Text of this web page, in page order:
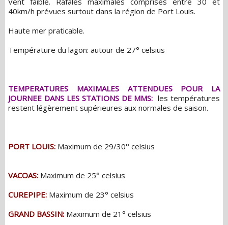
40km/h prévues surtout dans la région de Port Louis.
Haute mer praticable.
Température du lagon: autour de 27° celsius
TEMPERATURES MAXIMALES ATTENDUES POUR LA
JOURNEE DANS LES STATIONS DE MMS: les températures
restent légèrement supérieures aux normales de saison.
PORT LOUIS: Maximum de 29/30° celsius
VACOAS: Maximum de 25° celsius
CUREPIPE: Maximum de 23° celsius
GRAND BASSIN: Maximum de 21° celsius